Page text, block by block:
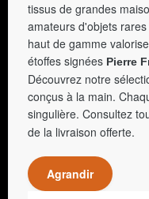
tissus de grandes
amateurs d'objets
haut de gamme
étoffes signées Pierre
Découvrez notre
conçus à la main.
singulière. Consultez
de la livraison offerte.
Agrandir